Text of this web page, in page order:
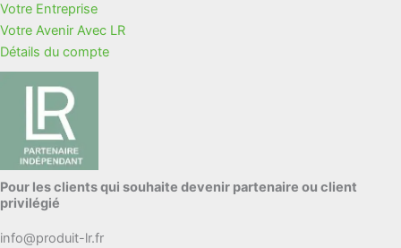
Votre Entreprise
Votre Avenir Avec LR
Détails du compte
Pour les clients qui souhaite devenir partenaire ou client
privilégié
info@produit-lr.fr